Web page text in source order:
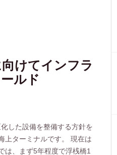
けてインフラ
ルド
した設備を整備する方針を
上ターミナルです。 現在は
は、まず5年程度で浮桟橋1